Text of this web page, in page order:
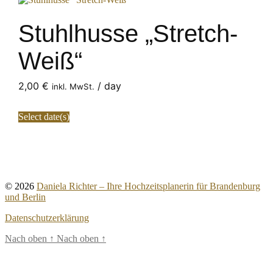
Stuhlhusse „Stretch-
Weiß“
2,00€ inkl. MwSt. / day
Select date(s)
© 2026 Daniela Richter – Ihre Hochzeitsplanerin für Brandenburg
und Berlin
Datenschutzerklärung
Nach oben ↑ Nach oben ↑